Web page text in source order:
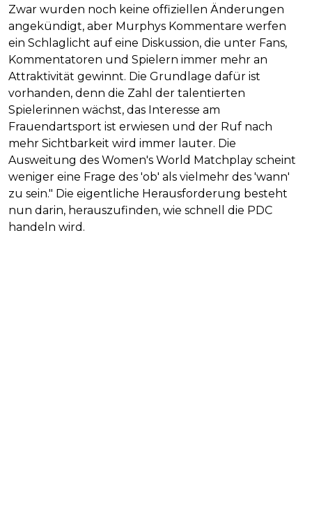
Zwar wurden noch keine offiziellen Änderungen
angekündigt, aber Murphys Kommentare werfen
ein Schlaglicht auf eine Diskussion, die unter Fans,
Kommentatoren und Spielern immer mehr an
Attraktivität gewinnt. Die Grundlage dafür ist
vorhanden, denn die Zahl der talentierten
Spielerinnen wächst, das Interesse am
Frauendartsport ist erwiesen und der Ruf nach
mehr Sichtbarkeit wird immer lauter. Die
Ausweitung des Women's World Matchplay scheint
weniger eine Frage des 'ob' als vielmehr des 'wann'
zu sein." Die eigentliche Herausforderung besteht
nun darin, herauszufinden, wie schnell die PDC
handeln wird.